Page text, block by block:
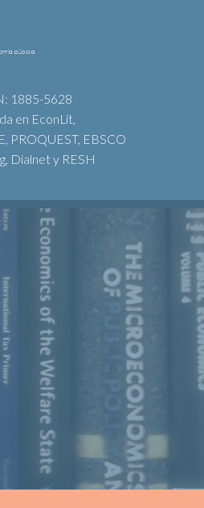
1885-5628
en EconLit,
PROQUEST, EBSCO
Dialnet y RESH